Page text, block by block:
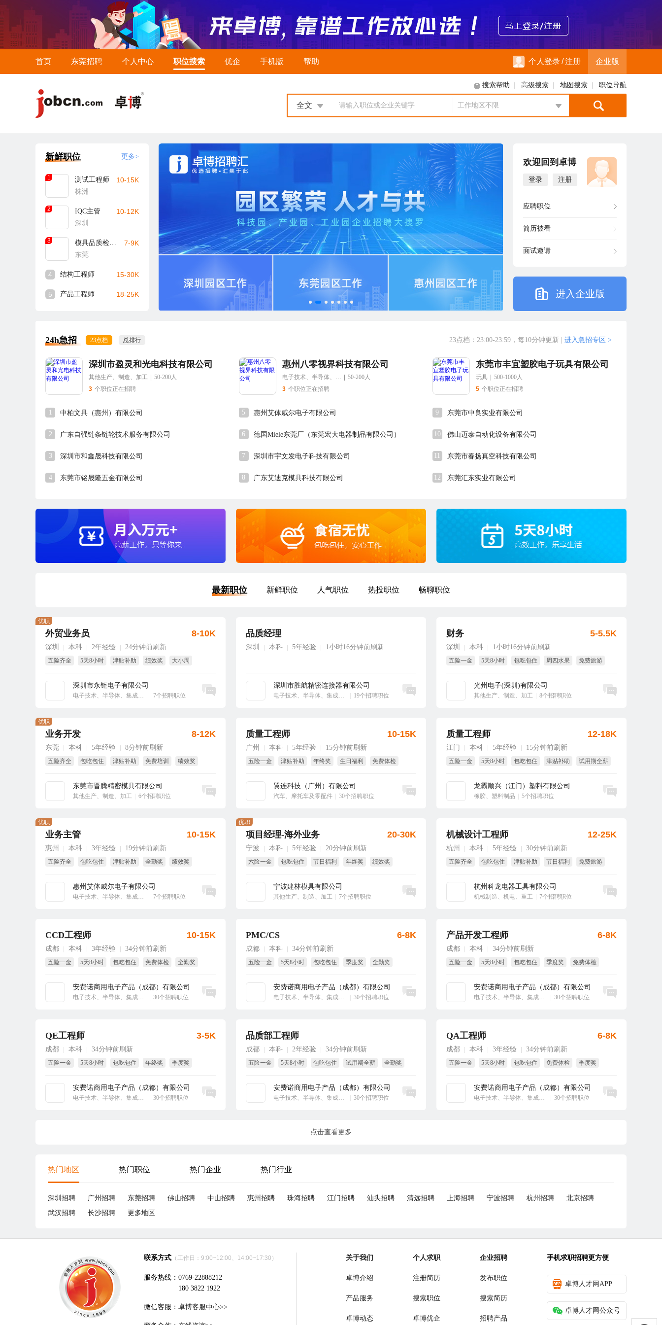
首页 东莞招聘 个人中心 职位搜索 优企 手机版 帮助 个人登录/注册 企业版
搜索帮助 | 高级搜索 | 地图搜索 | 职位导航
请输入职位或企业关键字
全文 工作地区不限
新鲜职位 更多>
1
测试工程师
株洲
10-15K
2
IQC主管
深圳
10-12K
3
模具品质检验员
东莞
7-9K
4 结构工程师 15-30K
5 产品工程师 18-25K
欢迎回到卓博
登录 注册
应聘职位
简历被看
面试邀请
进入企业版
24h急招 23点档 总排行 23点档：23:00-23:59，每10分钟更新 进入急招专区 >
深圳市盈灵和光电科技有限公司
其他生产、制造、加工
50-200人
3 个职位正在招聘
惠州八零视界科技有限公司
电子技术、半导体、集成电路
50-200人
3 个职位正在招聘
东莞市丰宜塑胶电子玩具有限公司
玩具
500-1000人
5 个职位正在招聘
1 中柏文具（惠州）有限公司
2 广东自强链条链轮技术服务有限公司
3 深圳市和鑫晟科技有限公司
4 东莞市铭晟隆五金有限公司
5 惠州艾体威尔电子有限公司
6 德国Miele东莞厂（东莞宏大电器制品有限公司）
7 深圳市宇文发电子科技有限公司
8 广东艾迪克模具科技有限公司
9 东莞市中良实业有限公司
10 佛山迈泰自动化设备有限公司
11 东莞市春扬真空科技有限公司
12 东莞汇东实业有限公司
最新职位 新鲜职位 人气职位 热投职位 畅聊职位
外贸业务员
深圳 本科 2年经验 24分钟前刷新
五险齐全 5天8小时 津贴补助 绩效奖
大小周
深圳市永钜电子有限公司
电子技术、半导体、集成电路 7个招聘职位
优职
8-10K
立即沟通
品质经理
深圳 本科 5年经验 1小时16分钟前刷新
深圳市胜航精密连接器有限公司
电子技术、半导体、集成电路 19个招聘职位
立即沟通
财务
深圳 本科 1小时16分钟前刷新
五险一金 5天8小时 包吃包住 周四水果
免费旅游
光州电子(深圳)有限公司
其他生产、制造、加工 8个招聘职位
5-5.5K
立即沟通
业务开发
东莞 本科 5年经验 8分钟前刷新
五险齐全 包吃包住 津贴补助 免费培训
绩效奖
东莞市晋腾精密模具有限公司
其他生产、制造、加工 6个招聘职位
优职
8-12K
立即沟通
质量工程师
广州 本科 5年经验 15分钟前刷新
五险一金 津贴补助 年终奖 生日福利
免费体检
翼连科技（广州）有限公司
汽车、摩托车及零配件 30个招聘职位
10-15K
立即沟通
质量工程师
江门 本科 5年经验 15分钟前刷新
五险一金 5天8小时 包吃包住 津贴补助
试用期全薪
龙霸顺兴（江门）塑料有限公司
橡胶、塑料制品 5个招聘职位
12-18K
立即沟通
业务主管
惠州 本科 3年经验 19分钟前刷新
五险齐全 包吃包住 津贴补助 全勤奖
绩效奖
惠州艾体威尔电子有限公司
电子技术、半导体、集成电路 7个招聘职位
优职
10-15K
立即沟通
项目经理-海外业务
宁波 本科 5年经验 20分钟前刷新
六险一金 包吃包住 节日福利 年终奖
绩效奖
宁波建林模具有限公司
其他生产、制造、加工 7个招聘职位
优职
20-30K
立即沟通
机械设计工程师
杭州 本科 5年经验 30分钟前刷新
五险齐全 包吃包住 津贴补助 节日福利
免费旅游
杭州科龙电器工具有限公司
机械制造、机电、重工 7个招聘职位
12-25K
立即沟通
CCD工程师
成都 本科 3年经验 34分钟前刷新
五险一金 5天8小时 包吃包住 免费体检
全勤奖
安费诺商用电子产品（成都）有限公司
电子技术、半导体、集成电路 30个招聘职位
10-15K
立即沟通
PMC/CS
成都 本科 34分钟前刷新
五险一金 5天8小时 包吃包住 季度奖
全勤奖
安费诺商用电子产品（成都）有限公司
电子技术、半导体、集成电路 30个招聘职位
6-8K
立即沟通
产品开发工程师
成都 本科 34分钟前刷新
五险一金 5天8小时 包吃包住 季度奖
免费体检
安费诺商用电子产品（成都）有限公司
电子技术、半导体、集成电路 30个招聘职位
6-8K
立即沟通
QE工程师
成都 本科 34分钟前刷新
五险一金 5天8小时 包吃包住 年终奖
季度奖
安费诺商用电子产品（成都）有限公司
电子技术、半导体、集成电路 30个招聘职位
3-5K
立即沟通
品质部工程师
成都 本科 2年经验 34分钟前刷新
五险一金 5天8小时 包吃包住 试用期全薪
全勤奖
安费诺商用电子产品（成都）有限公司
电子技术、半导体、集成电路 30个招聘职位
立即沟通
QA工程师
成都 本科 3年经验 34分钟前刷新
五险一金 5天8小时 包吃包住 免费体检
季度奖
安费诺商用电子产品（成都）有限公司
电子技术、半导体、集成电路 30个招聘职位
6-8K
立即沟通
点击查看更多
热门地区 热门职位 热门企业 热门行业
深圳招聘 广州招聘 东莞招聘 佛山招聘 中山招聘 惠州招聘 珠海招聘 江门招聘 汕头招聘 清远招聘 上海招聘 宁波招聘 杭州招聘
北京招聘
武汉招聘
长沙招聘 更多地区
联系方式 （工作日：9:00~12:00、14:00~17:30）
服务热线：0769-22888212
180 3822 1922
微信客服： 卓博客服中心>>
关于我们
卓博介绍
产品服务
卓博动态
个人求职
注册简历
搜索职位
卓博优企
企业招聘
发布职位
搜索简历
招聘产品
手机求职招聘更方便
卓博人才网APP
卓博人才网公众号